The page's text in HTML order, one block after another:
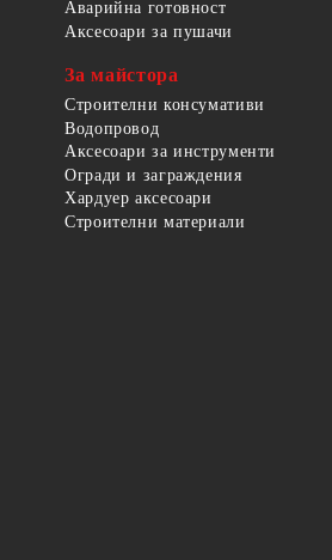
Аварийна готовност
Аксесоари за пушачи
За майстора
Строителни консумативи
Водопровод
Аксесоари за инструменти
Огради и заграждения
Хардуер аксесоари
Строителни материали